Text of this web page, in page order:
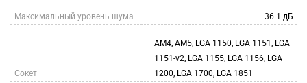
Максимальный уровень шума 36.1 дБ
Сокет
AM4, AM5, LGA 1150, LGA 1151, LGA
1151-v2, LGA 1155, LGA 1156, LGA
1200, LGA 1700, LGA 1851